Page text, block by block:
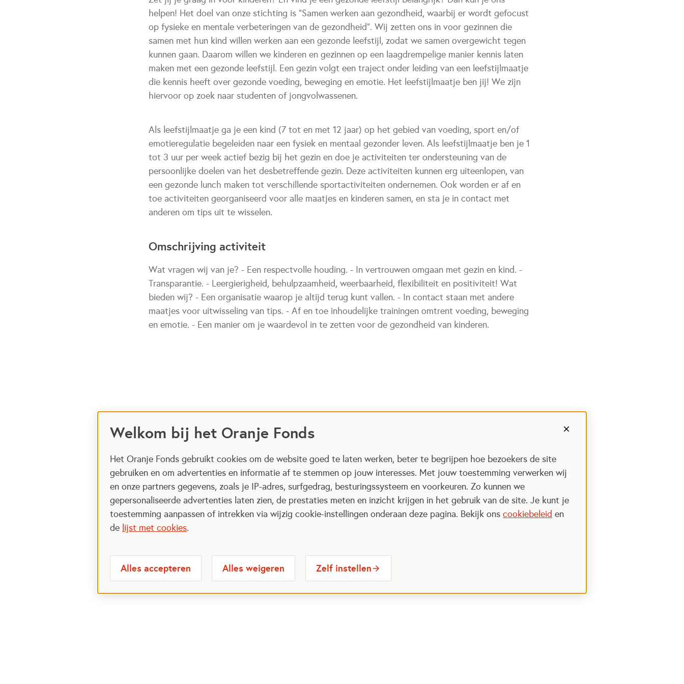
Welkom bij het Oranje Fonds
Het Oranje Fonds gebruikt cookies om de website goed te laten werken, beter te begrijpen hoe bezoekers de site
gebruiken en om advertenties en informatie af te stemmen op jouw interesses. Met jouw toestemming verwerken wij
en onze partners gegevens, zoals je IP-adres, surfgedrag, besturingssysteem en voorkeuren. Zo kunnen we
gepersonaliseerde advertenties laten zien, de prestaties meten en inzicht krijgen in het gebruik van de site. Je kunt je
toestemming aanpassen of intrekken via wijzig cookie-instellingen onderaan deze pagina. Bekijk ons cookiebeleid en
de lijst met cookies.
Alles accepteren Alles weigeren Zelf instellen
helpen! Het doel van onze stichting is "Samen werken aan gezondheid, waarbij er wordt gefocust
op fysieke en mentale verbeteringen van de gezondheid". Wij zetten ons in voor gezinnen die
samen met hun kind willen werken aan een gezonde leefstijl, zodat we samen overgewicht tegen
kunnen gaan. Daarom willen we kinderen en gezinnen op een laagdrempelige manier kennis laten
maken met een gezonde leefstijl. Een gezin volgt een traject onder leiding van een leefstijlmaatje
die kennis heeft over gezonde voeding, beweging en emotie. Het leefstijlmaatje ben jij! We zijn
hiervoor op zoek naar studenten of jongvolwassenen.
Als leefstijlmaatje ga je een kind (7 tot en met 12 jaar) op het gebied van voeding, sport en/of
emotieregulatie begeleiden naar een fysiek en mentaal gezonder leven. Als leefstijlmaatje ben je 1
tot 3 uur per week actief bezig bij het gezin en doe je activiteiten ter ondersteuning van de
persoonlijke doelen van het desbetreffende gezin. Deze activiteiten kunnen erg uiteenlopen, van
een gezonde lunch maken tot verschillende sportactiviteiten ondernemen. Ook worden er af en
toe activiteiten georganiseerd voor alle maatjes en kinderen samen, en sta je in contact met
anderen om tips uit te wisselen.
Omschrijving activiteit
Wat vragen wij van je? - Een respectvolle houding. - In vertrouwen omgaan met gezin en kind. -
Transparantie. - Leergierigheid, behulpzaamheid, weerbaarheid, flexibiliteit en positiviteit! Wat
bieden wij? - Een organisatie waarop je altijd terug kunt vallen. - In contact staan met andere
maatjes voor uitwisseling van tips. - Af en toe inhoudelijke trainingen omtrent voeding, beweging
en emotie. - Een manier om je waardevol in te zetten voor de gezondheid van kinderen.